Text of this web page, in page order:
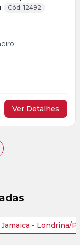
Cód. 12492
Ver Detalhes
- Londrina/